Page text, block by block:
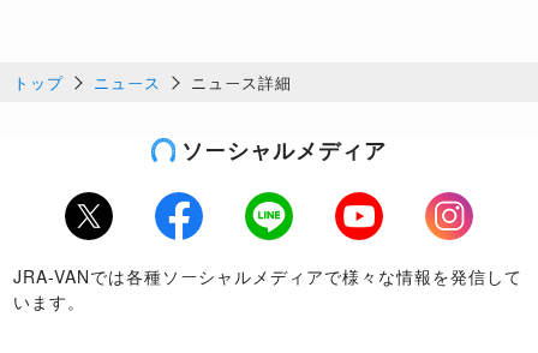
トップ ニュース ニュース詳細
ソーシャルメディア
Twitter Facebook LINE Youtube
Instagram
JRA-VANでは各種ソーシャルメディアで様々な情報を発信して
います。